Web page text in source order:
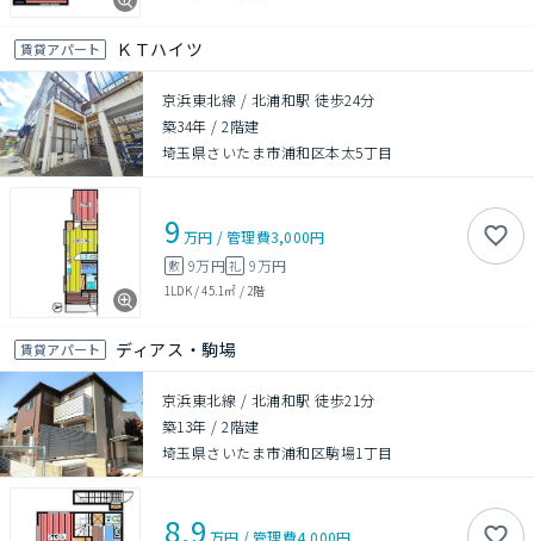
賃貸アパート ＫＴハイツ
京浜東北線 / 北浦和駅 徒歩24分
築34年 /2階建
埼玉県さいたま市浦和区本太5丁目
9 万円 /管理費3,000円
敷 9万円礼 9万円
1LDK/45.1㎡ / 2階
賃貸アパート ディアス・駒場
京浜東北線 / 北浦和駅 徒歩21分
築13年 /2階建
埼玉県さいたま市浦和区駒場1丁目
8.9 万円 /管理費4,000円